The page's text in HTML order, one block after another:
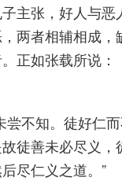
主张，好人与恶
两者相辅相成，
正如张载所说：
尝不知。徒好仁
徒善未必尽义，
尽仁义之道。”